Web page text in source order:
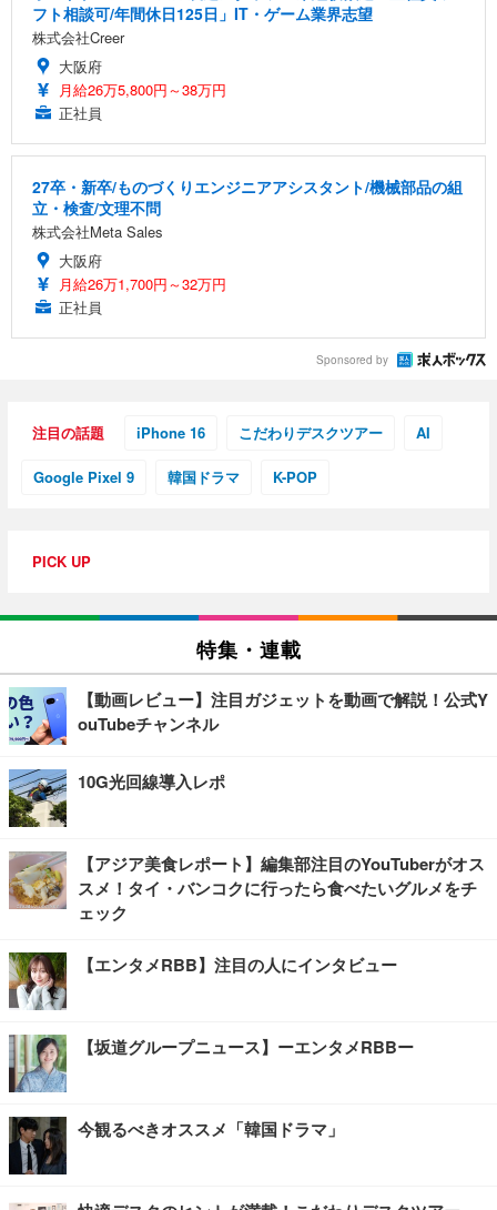
フト相談可/年間休日125日」IT・ゲーム業界志望
株式会社Creer
大阪府
月給26万5,800円～38万円
正社員
27卒・新卒/ものづくりエンジニアアシスタント/機械部品の組
立・検査/文理不問
株式会社Meta Sales
大阪府
月給26万1,700円～32万円
正社員
Sponsored by
注目の話題 iPhone 16 こだわりデスクツアー AI
Google Pixel 9 韓国ドラマ K-POP
PICK UP
特集・連載
【動画レビュー】注目ガジェットを動画で解説！公式Y
ouTubeチャンネル
10G光回線導入レポ
【アジア美食レポート】編集部注目のYouTuberがオス
スメ！タイ・バンコクに行ったら食べたいグルメをチ
ェック
【エンタメRBB】注目の人にインタビュー
【坂道グループニュース】ーエンタメRBBー
今観るべきオススメ「韓国ドラマ」